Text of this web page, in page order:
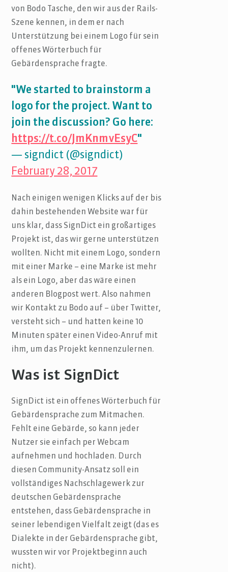
von Bodo Tasche, den wir aus der Rails-
Szene kennen, in dem er nach
Unterstützung bei einem Logo für sein
offenes Wörterbuch für
Gebärdensprache fragte.
"We started to brainstorm a
logo for the project. Want to
join the discussion? Go here:
https://t.co/JmKnmvEsyC"
— signdict (@signdict)
February 28, 2017
Nach einigen wenigen Klicks auf der bis
dahin bestehenden Website war für
uns klar, dass SignDict ein großartiges
Projekt ist, das wir gerne unterstützen
wollten. Nicht mit einem Logo, sondern
mit einer Marke – eine Marke ist mehr
als ein Logo, aber das wäre einen
anderen Blogpost wert. Also nahmen
wir Kontakt zu Bodo auf – über Twitter,
versteht sich – und hatten keine 10
Minuten später einen Video-Anruf mit
ihm, um das Projekt kennenzulernen.
Was ist SignDict
SignDict ist ein offenes Wörterbuch für
Gebärdensprache zum Mitmachen.
Fehlt eine Gebärde, so kann jeder
Nutzer sie einfach per Webcam
aufnehmen und hochladen. Durch
diesen Community-Ansatz soll ein
vollständiges Nachschlagewerk zur
deutschen Gebärdensprache
entstehen, dass Gebärdensprache in
seiner lebendigen Vielfalt zeigt (das es
Dialekte in der Gebärdensprache gibt,
wussten wir vor Projektbeginn auch
nicht).